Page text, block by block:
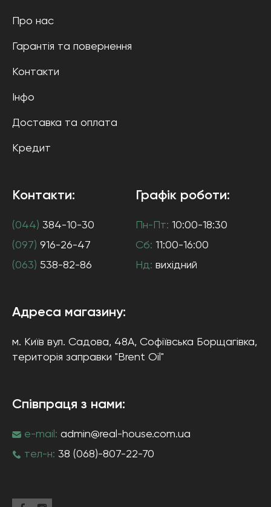
Про нас
Гарантія та повернення
Контакти
Інфо
Доставка та оплата
Кредит
Контакти:
(044) 384-10-30
(097) 916-26-47
(063) 538-82-86
Графік роботи:
Пн-Пт: 10:00-18:30
Сб: 11:00-16:00
Нд: вихідний
Адреса магазину:
м. Київ вул. Садова, 48А, Софіївська Борщагівка,
територія заправки "Brent Oil"
Співпраця з нами:
e-mail: admin@real-house.com.ua
тел-н: 38 (068)-807-22-70